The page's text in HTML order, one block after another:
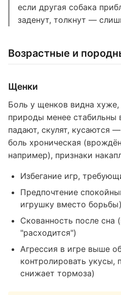
если другая собака
заденут, толкнут —
Возрастные и
Щенки
Боль у щенков видна
природы менее стабильны
падают, скулят, кусаются
боль хроническая
например), признаки
Избегание игр,
Предпочтение
игрушку вместо борьбы)
Скованность после сна
"расходится")
Агрессия в игре выше
контролировать укусы,
снижает тормоза)